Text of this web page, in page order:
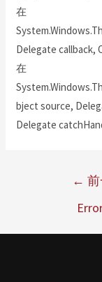
在
Delegate callback,
在
bject source,
Delegate
←